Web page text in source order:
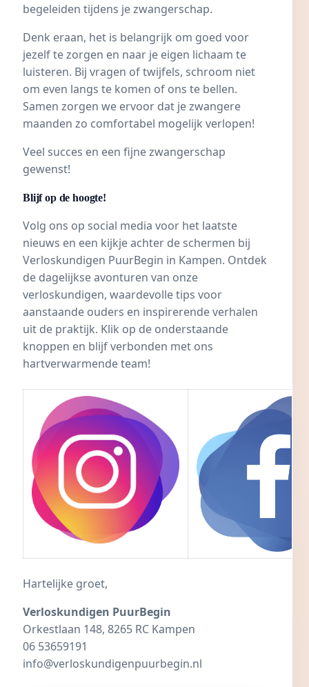
begeleiden tijdens je zwangerschap.
Denk eraan, het is belangrijk om goed voor
jezelf te zorgen en naar je eigen lichaam te
luisteren. Bij vragen of twijfels, schroom niet
om even langs te komen of ons te bellen.
Samen zorgen we ervoor dat je zwangere
maanden zo comfortabel mogelijk verlopen!
Veel succes en een fijne zwangerschap
gewenst!
Blijf op de hoogte!
Volg ons op social media voor het laatste
nieuws en een kijkje achter de schermen bij
Verloskundigen PuurBegin in Kampen. Ontdek
de dagelijkse avonturen van onze
verloskundigen, waardevolle tips voor
aanstaande ouders en inspirerende verhalen
uit de praktijk. Klik op de onderstaande
knoppen en blijf verbonden met ons
hartverwarmende team!
Hartelijke groet,
Verloskundigen PuurBegin
Orkestlaan 148, 8265 RC Kampen
06 53659191
info@verloskundigenpuurbegin.nl